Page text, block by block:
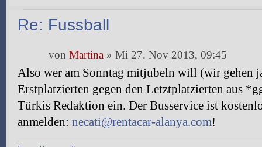
Re: Fussball
von Martina » Mi 27. Nov 2013, 09:45
Also wer am Sonntag mitjubeln will (wir gehen
Erstplatzierten gegen den Letztplatzierten aus
Türkis Redaktion ein. Der Busservice ist
anmelden: necati@rentacar-alanya.com!